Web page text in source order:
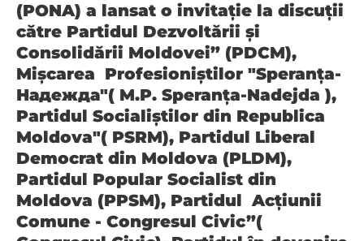
(PONA) a lansat o invitație la discuții
către Partidul Dezvoltării şi
Consolidării Moldovei” (PDCM),
Mişcarea Profesioniştilor "Speranţa-
Надежда"( M.P. Speranța-Nadejda ),
Partidul Socialiştilor din Republica
Moldova"( PSRM), Partidul Liberal
Democrat din Moldova (PLDM),
Partidul Popular Socialist din
Moldova (PPSM), Partidul Acţiunii
Comune - Congresul Civic”(